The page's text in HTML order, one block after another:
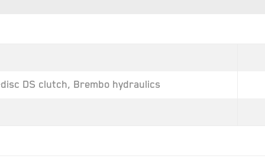
DS clutch, Brembo hydraulics